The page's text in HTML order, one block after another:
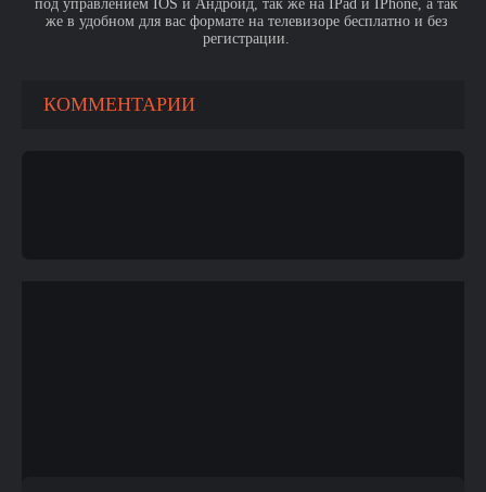
под управлением IOS и Андроид, так же на IPad и IPhone, а так
же в удобном для вас формате на телевизоре бесплатно и без
регистрации.
КОММЕНТАРИИ